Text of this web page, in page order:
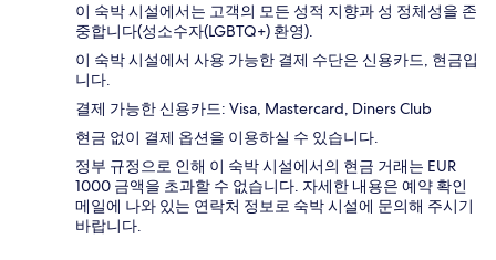
이 숙박 시설에서는 고객의 모든 성적 지향과 성 정체성을 존
중합니다(성소수자(LGBTQ+) 환영).
이 숙박 시설에서 사용 가능한 결제 수단은 신용카드, 현금입
니다.
결제 가능한 신용카드: Visa, Mastercard, Diners Club
현금 없이 결제 옵션을 이용하실 수 있습니다.
정부 규정으로 인해 이 숙박 시설에서의 현금 거래는 EUR
1000 금액을 초과할 수 없습니다. 자세한 내용은 예약 확인
메일에 나와 있는 연락처 정보로 숙박 시설에 문의해 주시기
바랍니다.